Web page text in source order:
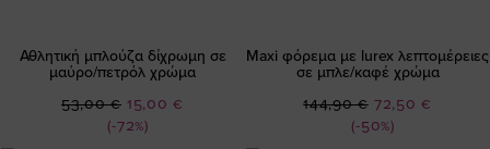
Αθλητική μπλούζα δίχρωμη σε
μαύρο/πετρόλ χρώμα
(-72%)
Ειδική
Τιμή
15,00 €
53,00 €
Maxi φόρεμα με lurex λεπτομέρειες
σε μπλε/καφέ χρώμα
(-50%)
Ειδική
Τιμή
72,50 €
144,90 €